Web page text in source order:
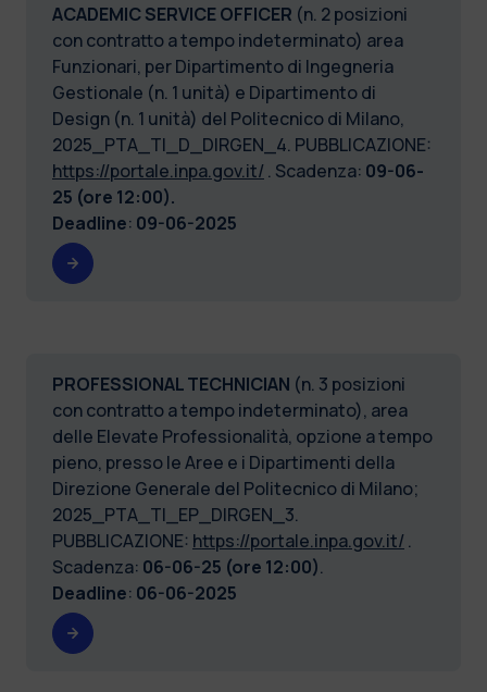
ACADEMIC SERVICE OFFICER (n. 2 posizioni
con contratto a tempo indeterminato) area
Funzionari, per Dipartimento di Ingegneria
Gestionale (n. 1 unità) e Dipartimento di
Design (n. 1 unità) del Politecnico di Milano,
2025_PTA_TI_D_DIRGEN_4. PUBBLICAZIONE:
https://portale.inpa.gov.it/ . Scadenza: 09-06-
25 (ore 12:00).
Deadline: 09-06-2025
PROFESSIONAL TECHNICIAN (n. 3 posizioni
con contratto a tempo indeterminato), area
delle Elevate Professionalità, opzione a tempo
pieno, presso le Aree e i Dipartimenti della
Direzione Generale del Politecnico di Milano;
2025_PTA_TI_EP_DIRGEN_3.
PUBBLICAZIONE: https://portale.inpa.gov.it/ .
Scadenza: 06-06-25 (ore 12:00).
Deadline: 06-06-2025